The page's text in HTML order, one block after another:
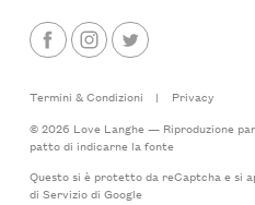
Termini & Condizioni |
Privacy
© 2026 Love Langhe — Riproduzione
patto di indicarne la fonte
Questo si è protetto da reCaptcha e si
di Serviziodi Google